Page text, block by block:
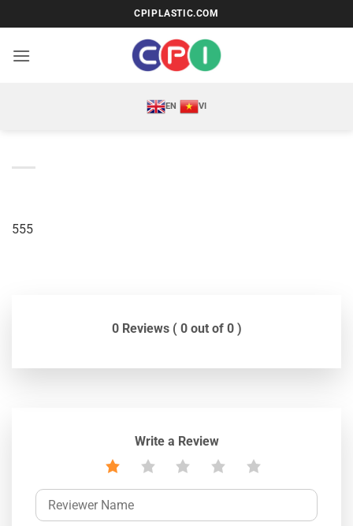
qua
nội
CPIPLASTIC.COM
EN VI
555
0 Reviews ( 0 out of 0 )
Write a Review